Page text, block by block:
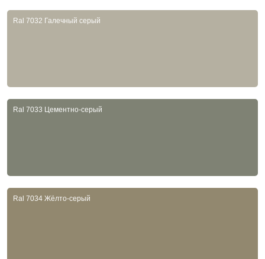
Ral 7032 Галечный серый
Ral 7033 Цементно-серый
Ral 7034 Жёлто-серый